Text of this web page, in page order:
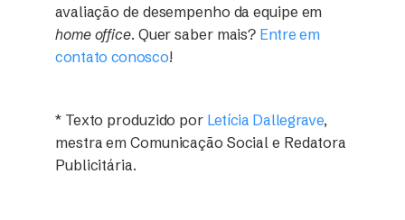
avaliação de desempenho da equipe em
home office. Quer saber mais? Entre em
contato conosco!
* Texto produzido por Letícia Dallegrave,
mestra em Comunicação Social e Redatora
Publicitária.